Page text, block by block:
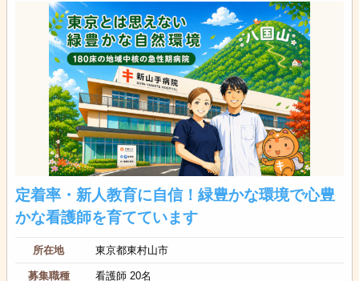
定着率・新人教育に自信！緑豊かな環境で心豊
かな看護師を育てています
所在地 東京都東村山市
募集職種 看護師 20名